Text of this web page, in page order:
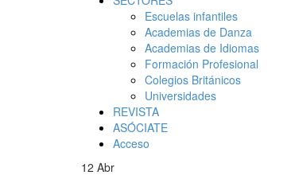
Escuelas infantiles
Academias de Danza
Academias de Idiomas
Formación Profesional
Colegios Británicos
Universidades
REVISTA
ASÓCIATE
Acceso
12 Abr